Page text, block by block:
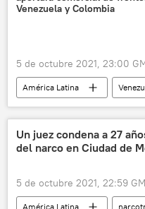
Papeles de Pandora
Venezuela y Colombia
5 de octubre 2021, 23:00
América Latina
📝 Reportajes
Un juez condena a 27
del narco en Ciudad de
5 de octubre 2021, 22:59
América Latina